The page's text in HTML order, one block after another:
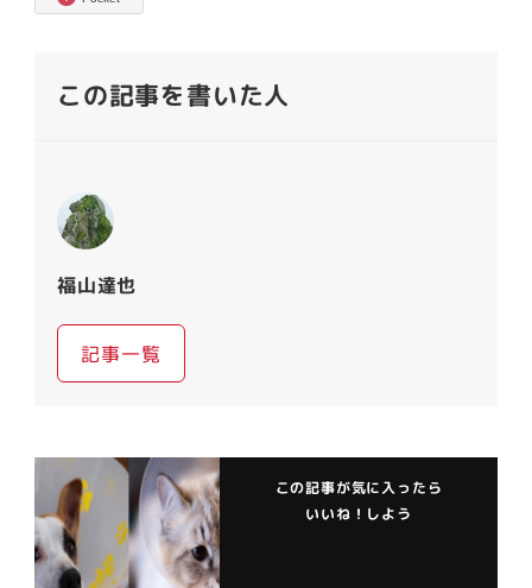
この記事を書いた人
福山達也
記事一覧
この記事が気に入ったら
いいね！しよう